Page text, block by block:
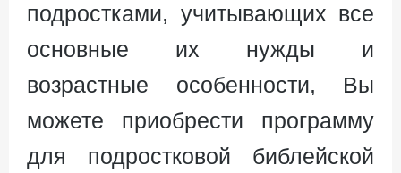
подростками, учитывающих все
основные их нужды и
возрастные особенности, Вы
можете приобрести программу
для подростковой библейской